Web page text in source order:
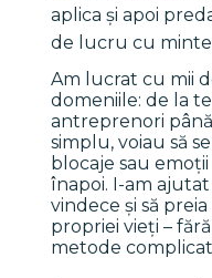
aplica și apoi
de lucru cu
Am lucrat cu mii
domeniile: de la
antreprenori
simplu, voiau să
blocaje sau
înapoi. I-am ajutat
vindece și să
propriei vieți –
metode